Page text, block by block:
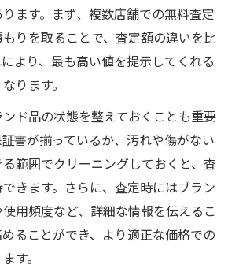
ます。まず、複数店舗での無料査定
りを取ることで、査定額の違いを比
より、最も高い値を提示してくれる
ります。
ド品の状態を整えておくことも重要
書が揃っているか、汚れや傷がない
範囲でクリーニングしておくと、査
きます。さらに、査定時にはブラン
用頻度など、詳細な情報を伝えるこ
ることができ、より適正な価格での
す。